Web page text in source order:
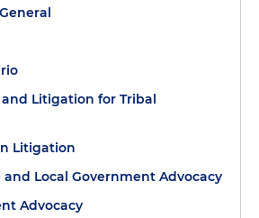
and Litigation for Tribal
Litigation
and Local Government Advocacy
Advocacy